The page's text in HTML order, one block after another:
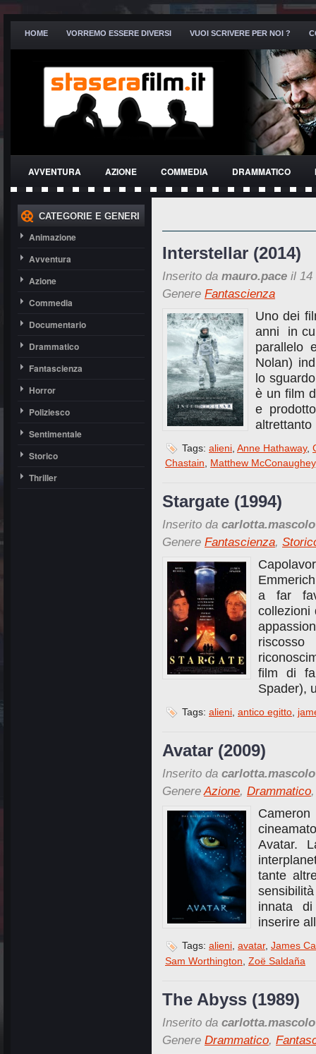
HOME VORREMO ESSERE DIVERSI VUOI SCRIVERE PER NOI ?
AVVENTURA AZIONE COMMEDIA DRAMMATICO
THRILLER
CATEGORIE E GENERI
Animazione
Avventura
Azione
Commedia
Documentario
Drammatico
Fantascienza
Horror
Poliziesco
Sentimentale
Storico
Thriller
Interstellar (2014)
Inserito da mauro.pace il 14
Genere Fantascienza
Uno dei
anni in
parallelo
Nolan)
lo
è un film
e
Tags: alieni Anne Hathaway,
Chastain, Matthew McConaughey
Stargate (1994)
Inserito da carlotta.mascolo
Genere Fantascienza,
a far
collezioni
film di
Spader),
Tags: alieni, antico egitto,
Avatar (2009)
Inserito da carlotta.mascolo
GenereAzione, Drammatico
Avatar.
tante
innata
inserire
Tags: alieni, avatar, James
Sam Worthington Zoë Saldaña
The Abyss (1989)
Inserito da carlotta.mascolo
Genere Drammatico,